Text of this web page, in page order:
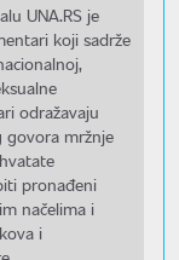
UNA.RS je
koji sadrže
odražavaju
govora mržnje
pronađeni
načelima i
i